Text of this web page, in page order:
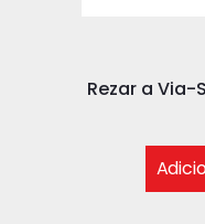
Rezar a